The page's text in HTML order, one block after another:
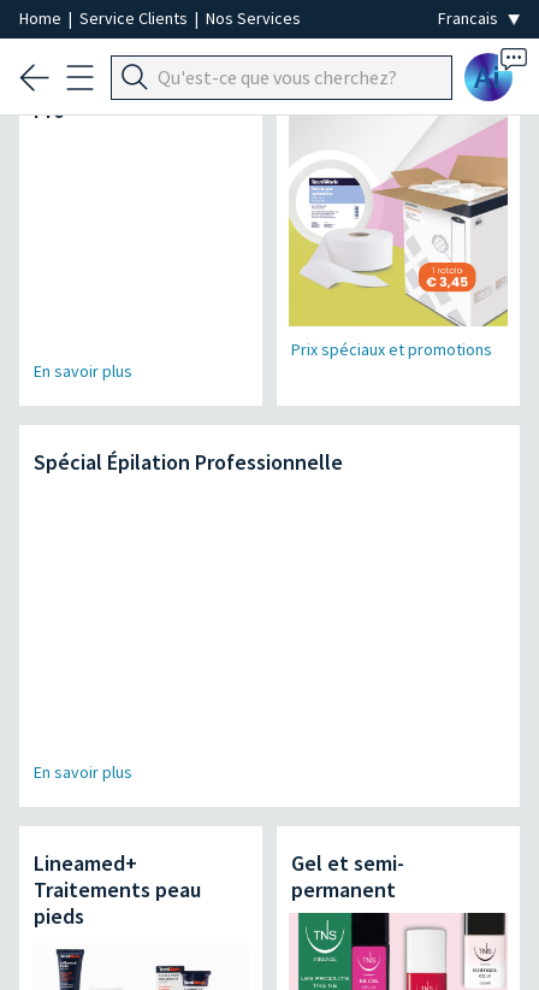
Home | Service Clients | Nos Services
Ai
Micromoteur Air Power
Pro
En savoir plus
Spécial Jetable
Prix spéciaux et promotions
Spécial Épilation Professionnelle
En savoir plus
Lineamed+
Traitements peau
pieds
Gel et semi-
permanent